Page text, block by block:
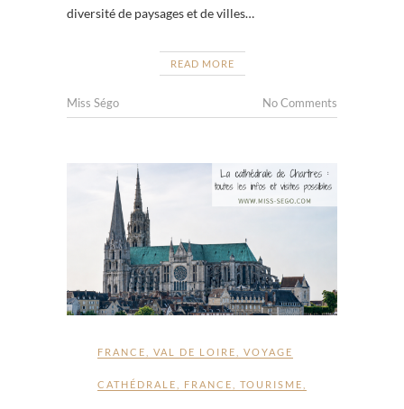
diversité de paysages et de villes…
READ MORE
Miss Ségo No Comments
FRANCE VAL DE LOIRE VOYAGE
CATHÉDRALE FRANCE TOURISME